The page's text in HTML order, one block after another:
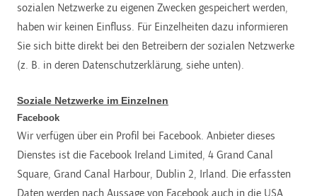
sozialen Netzwerke zu eigenen Zwecken gespeichert werden,
haben wir keinen Einfluss. Für Einzelheiten dazu informieren
Sie sich bitte direkt bei den Betreibern der sozialen Netzwerke
(z. B. in deren Datenschutzerklärung, siehe unten).
Soziale Netzwerke im Einzelnen
Facebook
Wir verfügen über ein Profil bei Facebook. Anbieter dieses
Dienstes ist die Facebook Ireland Limited, 4 Grand Canal
Square, Grand Canal Harbour, Dublin 2, Irland. Die erfassten